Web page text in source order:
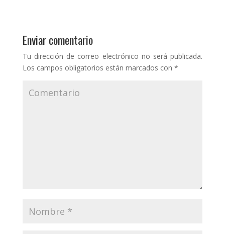
Enviar comentario
Tu dirección de correo electrónico no será publicada.
Los campos obligatorios están marcados con *